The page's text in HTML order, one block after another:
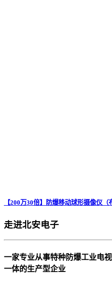
【200万30倍】防爆移动球形摄像仪（
走进北安电子
一家专业从事特种防爆工业电
一体的生产型企业